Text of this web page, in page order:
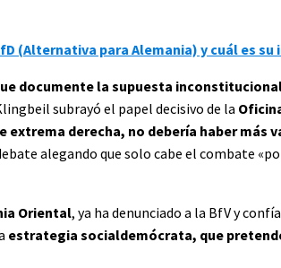
(Alternativa para Alemania) y cuál es su
documente la supuesta
subrayó el papel decisivo de la
extrema derecha, no debería haber más
alegando que solo cabe el combate
Oriental, ya ha denunciado a la BfV y
estrategia socialdemócrata, que